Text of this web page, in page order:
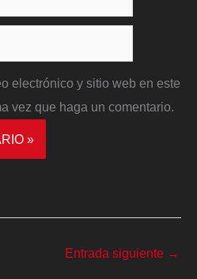
electrónico y sitio web en este
vez que haga un comentario.
Entrada siguiente →